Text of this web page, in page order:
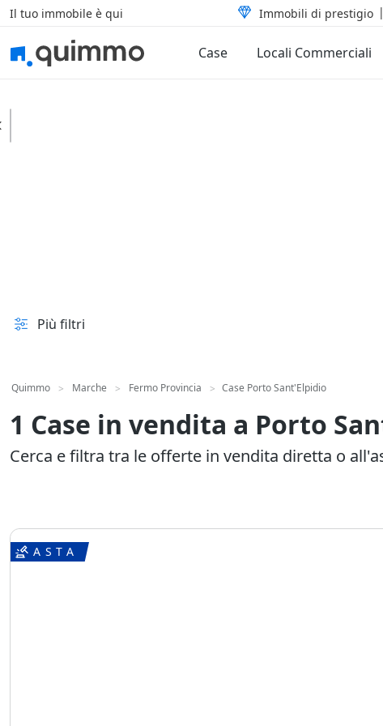
Il tuo immobile è qui Immobili di prestigio
Case Locali Commerciali
Più filtri
Quimmo > Marche > Fermo Provincia > Case Porto Sant'Elpidio
1 Case in vendita a Porto
Cerca e filtra tra le offerte in vendita diretta o